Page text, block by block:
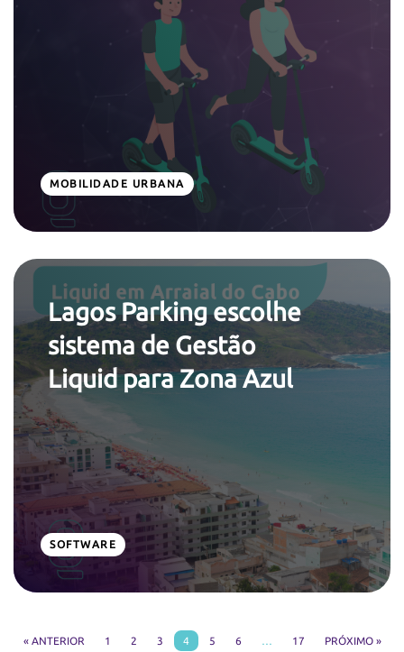
MOBILIDADE URBANA
Lagos Parking escolhe
sistema de Gestão
Liquid para Zona Azul
SOFTWARE
« ANTERIOR 1 2 3 4 5 6 … 17 PRÓXIMO »